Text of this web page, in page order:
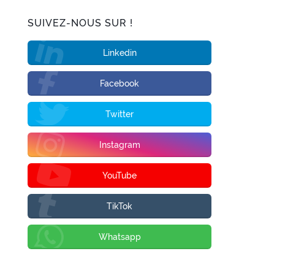
SUIVEZ-NOUS SUR !
Linkedin
Facebook
Twitter
Instagram
YouTube
TikTok
Whatsapp